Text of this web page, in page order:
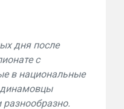
дня после
с
в национальные
разнообразно.